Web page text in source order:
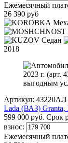
Ежемесячный
26 390 руб
Седан
2018
Артикул: 43220АЛ
Lada (ВАЗ) Granta,
599 000 руб. Срок
взнос:
Ежемесячный